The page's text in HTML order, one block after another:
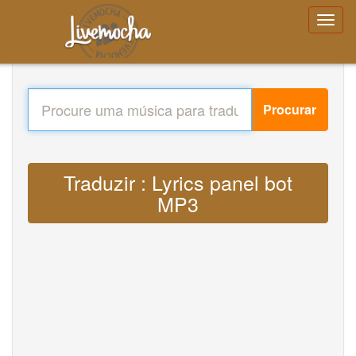
Procurar
Traduzir : Lyrics panel bot
MP3